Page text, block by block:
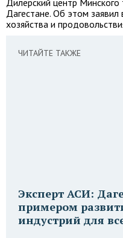
Дилерский центр
Дагестане. Об этом заявил
хозяйства и
ЧИТАЙТЕ ТАКЖЕ
Эксперт АСИ:
примером
индустрий для